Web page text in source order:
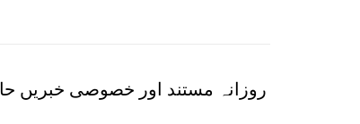
روزانہ مستند اور خصوصی خبریں